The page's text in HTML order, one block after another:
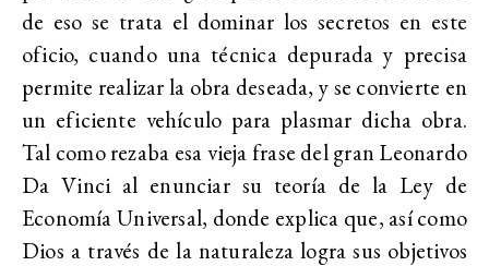
de eso se trata el dominar los secretos en este
oficio, cuando una técnica depurada y precisa
permite realizar la obra deseada, y se convierte en
un eficiente vehículo para plasmar dicha obra.
Tal como rezaba esa vieja frase del gran Leonardo
Da Vinci al enunciar su teoría de la Ley de
Economía Universal, donde explica que, así como
Dios a través de la naturaleza logra sus objetivos